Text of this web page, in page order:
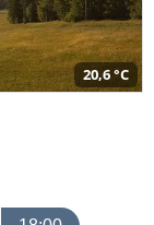
20,6 °C